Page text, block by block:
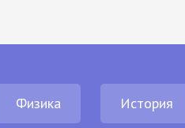
Физика История